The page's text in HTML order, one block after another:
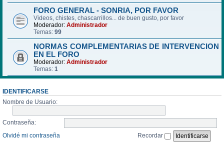
FORO GENERAL - SONRIA, POR FAVOR
Videos, chistes, chascarrillos... de buen gusto, por favor
Moderador: Administrador
Temas: 99
NORMAS COMPLEMENTARIAS DE INTERVENCION
EN EL FORO
Moderador: Administrador
Temas: 1
IDENTIFICARSE
Nombre de Usuario:
Contraseña:
Olvidé mi contraseña
Recordar